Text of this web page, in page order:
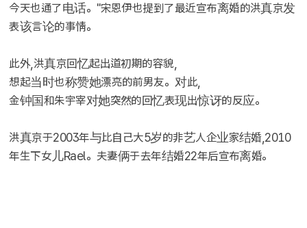
今天也通了电话。"宋恩伊也提到了最近宣布离婚的洪真京发
表该言论的事情。
此外,洪真京回忆起出道初期的容貌,
想起当时也称赞她漂亮的前男友。对此,
金钟国和朱宇宰对她突然的回忆表现出惊讶的反应。
洪真京于2003年与比自己大5岁的非艺人企业家结婚,2010
年生下女儿Rael。夫妻俩于去年结婚22年后宣布离婚。